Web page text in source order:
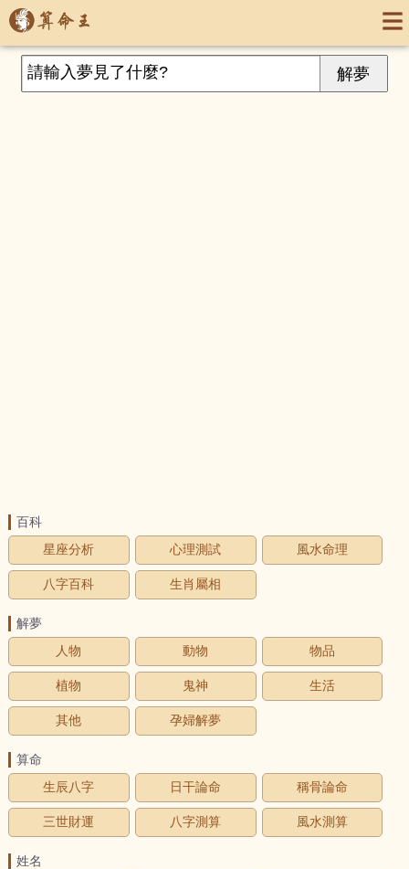
百科
星座分析
心理測試 風水命理
八字百科 生肖屬相
解夢
人物
動物 物品
植物 鬼神 生活
其他 孕婦解夢
算命
生辰八字
日干論命 稱骨論命
三世財運 八字測算 風水測算
姓名